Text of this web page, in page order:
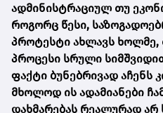
ადმინისტრაციულ თუ
როგორც წესი,
პროტესტი ახლავს ხოლმე,
პროცესი სრული
ფაქტი ბუნებრივად აჩენს
მხოლოდ ის ადამიანები
დახმარებას რეალურად არ